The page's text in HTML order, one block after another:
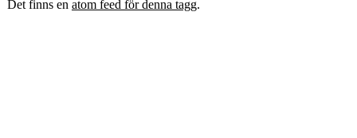
Det finns en atom feed för denna tagg.